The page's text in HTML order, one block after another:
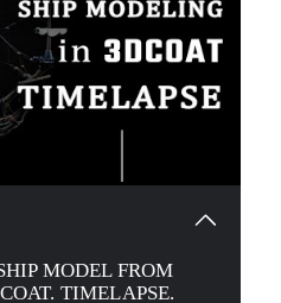
MODEL FROM
TIMELAPSE.